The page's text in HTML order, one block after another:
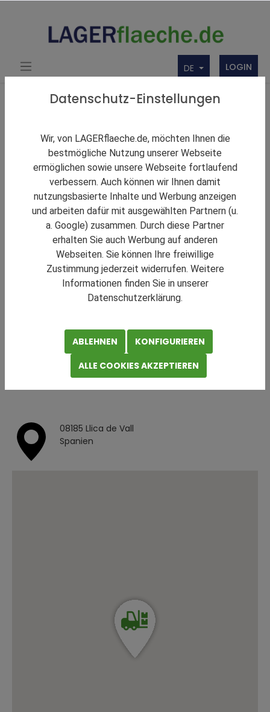
DE LOGIN
Zurück zu den Ergebnissen
Kontraktlogistikfläche in Barcelona
KONTRAKTLOGISTIK
Teilen
Kontraktlogistikfläche
in Barcelona
08185 Llica de Vall
Spanien
Datenschutz-Einstellungen
Wir, von LAGERflaeche.de, möchten Ihnen die
bestmögliche Nutzung unserer Webseite
ermöglichen sowie unsere Webseite fortlaufend
verbessern. Auch können wir Ihnen damit
nutzungsbasierte Inhalte und Werbung anzeigen
und arbeiten dafür mit ausgewählten Partnern (u.
a. Google) zusammen. Durch diese Partner
erhalten Sie auch Werbung auf anderen
Webseiten. Sie können Ihre freiwillige
Zustimmung jederzeit widerrufen. Weitere
Informationen finden Sie in unserer
Datenschutzerklärung.
ABLEHNEN
KONFIGURIEREN
ALLE COOKIES AKZEPTIEREN